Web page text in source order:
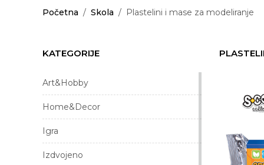
Početna / Skola / Plastelini i mase za modeliranje
KATEGORIJE
Art&Hobby
Home&Decor
Igra
Izdvojeno